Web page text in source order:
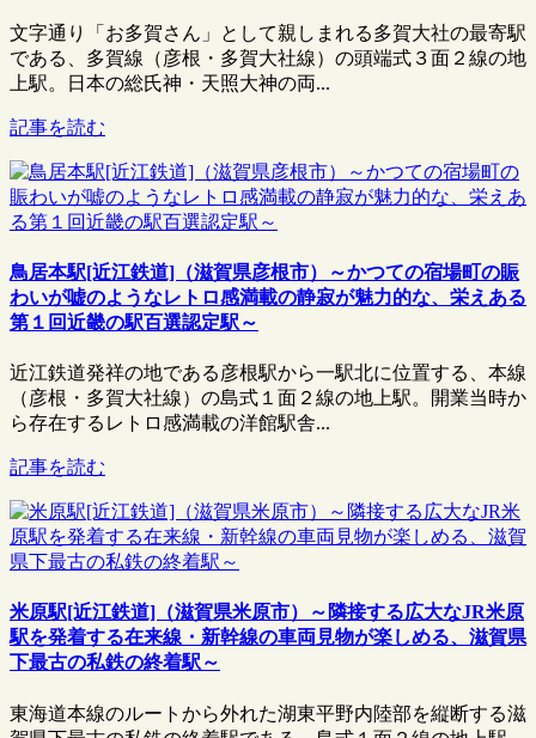
文字通り「お多賀さん」として親しまれる多賀大社の最寄駅
である、多賀線（彦根・多賀大社線）の頭端式３面２線の地
上駅。日本の総氏神・天照大神の両...
記事を読む
鳥居本駅[近江鉄道]（滋賀県彦根市）～かつての宿場町の賑
わいが嘘のようなレトロ感満載の静寂が魅力的な、栄えある
第１回近畿の駅百選認定駅～
近江鉄道発祥の地である彦根駅から一駅北に位置する、本線
（彦根・多賀大社線）の島式１面２線の地上駅。開業当時か
ら存在するレトロ感満載の洋館駅舎...
記事を読む
米原駅[近江鉄道]（滋賀県米原市）～隣接する広大なJR米原
駅を発着する在来線・新幹線の車両見物が楽しめる、滋賀県
下最古の私鉄の終着駅～
東海道本線のルートから外れた湖東平野内陸部を縦断する滋